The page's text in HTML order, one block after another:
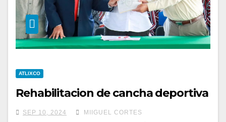
ATLIXCO
Rehabilitacion de cancha deportiva
SEP 10, 2024 MIIGUEL CORTES